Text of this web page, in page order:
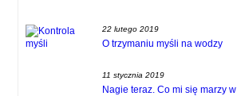
22 lutego 2019
O trzymaniu myśli na wodzy
11 stycznia 2019
Nagie teraz. Co mi się marzy w